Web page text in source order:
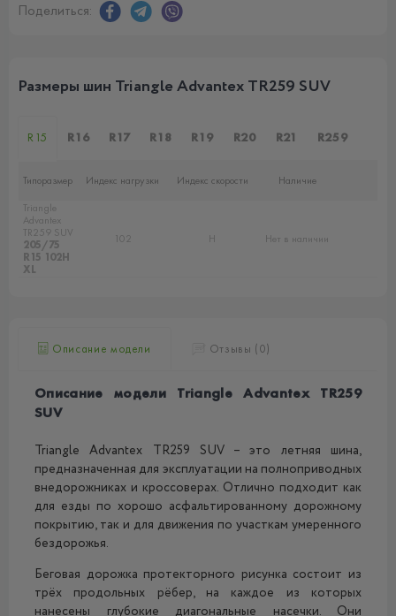
Поделиться:
Размеры шин Triangle Advantex TR259 SUV
R15 R16 R17 R18 R19 R20 R21 R259
Типоразмер Индекс нагрузки Индекс скорости
Наличие
Triangle
Advantex
TR259 SUV
205/75
R15 102H
XL
102 H Нет в наличии
Описание модели Отзывы (0)
Описание модели Triangle Advantex TR259
SUV
Triangle Advantex TR259 SUV – это летняя шина,
предназначенная для эксплуатации на полноприводных
внедорожниках и кроссоверах. Отлично подходит как
для езды по хорошо асфальтированному дорожному
покрытию, так и для движения по участкам умеренного
бездорожья.
Беговая дорожка протекторного рисунка состоит из
трёх продольных рёбер, на каждое из которых
нанесены глубокие диагональные насечки. Они